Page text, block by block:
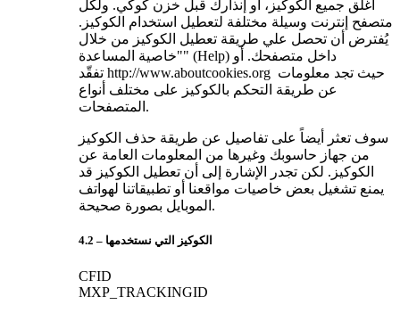
أغلق جميع الكوكيز، أو إنذارك قبل خزن كوكي. ولكل
متصفح إنترنت وسيلة مختلفة لتعطيل استخدام الكوكيز.
يُفترض أن تحصل علي طريقة تعطيل الكوكيز من خلال
"خاصية المساعدة" (Help) داخل متصفحك. أو
تفقّد http://www.aboutcookies.org حيث تجد معلومات
عن طريقة التحكم بالكوكيز على مختلف أنواع
المتصفحات.
سوف تعثر أيضاً على تفاصيل عن طريقة حذف الكوكيز
من جهاز حاسوبك وغيرها من المعلومات العامة عن
الكوكيز. لكن تجدر الإشارة إلى أن تعطيل الكوكيز قد
يمنع تشغيل بعض خاصيات مواقعنا أو تطبيقاتنا لهواتف
الموبايل بصورة صحيحة.
4.2 – الكوكيز التي نستخدمها
CFID
MXP_TRACKINGID